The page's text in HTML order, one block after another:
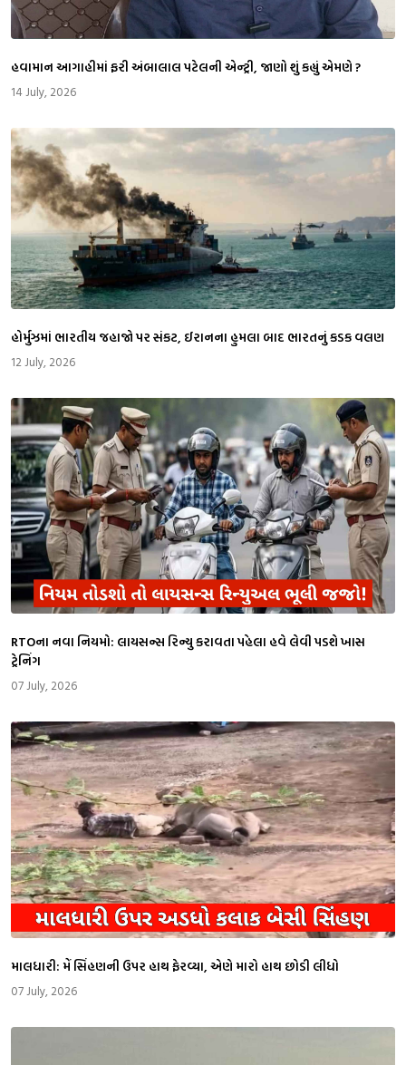
​હવામાન આગાહીમાં ફરી અંબાલાલ પટેલની એન્ટ્રી, જાણો શું કહ્યું એમણે ?
14 July, 2026
​હોર્મુઝમાં ભારતીય જહાજો પર સંકટ, ઈરાનના હુમલા બાદ ભારતનું કડક વલણ
12 July, 2026
RTOના નવા નિયમો: લાયસન્સ રિન્યુ કરાવતા પહેલા હવે લેવી પડશે ખાસ
ટ્રેનિંગ
07 July, 2026
માલધારી: મેં સિંહણની ઉપર હાથ ફેરવ્યા, એણે મારો હાથ છોડી લીધો
07 July, 2026